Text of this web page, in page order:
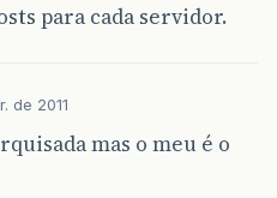
para cada servidor.
de 2011
mas o meu é o